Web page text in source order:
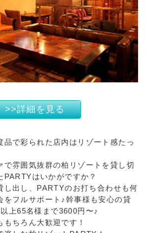
詳細を見る
品で彩られた店内はリゾート感たっ
で雰囲気抜群の柏リゾートを貸し切
PARTYはいかがですか？
し出し、PARTYのお打ち合わせも何
をフルサポート♪幹事様も安心の貸
上65名様まで3600円〜♪
ちろん大歓迎です！